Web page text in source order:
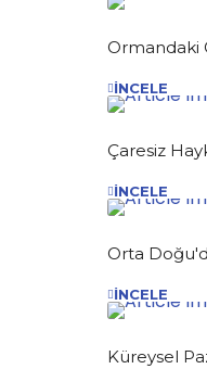
Ormandaki
İNCELE
Çaresiz
İNCELE
Orta
İNCELE
Küreysel